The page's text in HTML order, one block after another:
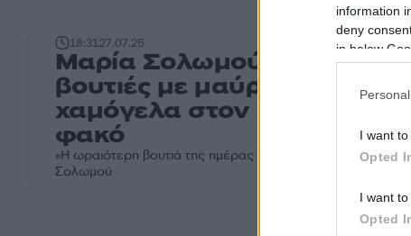
information
deny
in below
I want
Opted
I want
Opted
18:3127.07.25
Μαρία Σολωμού:
βουτιές με μαύρο μπικίνι
χαμόγελα στον
φακό
«Η ωραιότερη βουτιά της ημέρας είναι η απογευματινή»
Σολωμού